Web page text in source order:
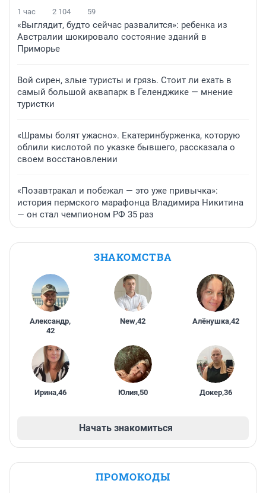
1 час 2 104 59
«Выглядит, будто сейчас развалится»: ребенка из
Австралии шокировало состояние зданий в
Приморье
Вой сирен, злые туристы и грязь. Стоит ли ехать в
самый большой аквапарк в Геленджике — мнение
туристки
«Шрамы болят ужасно». Екатеринбурженка, которую
облили кислотой по указке бывшего, рассказала о
своем восстановлении
«Позавтракал и побежал — это уже привычка»:
история пермского марафонца Владимира Никитина
— он стал чемпионом РФ 35 раз
ЗНАКОМСТВА
Александр,
42
New,42 Алёнушка,42
Ирина,46 Юлия,50 Докер,36
Начать знакомиться
ПРОМОКОДЫ